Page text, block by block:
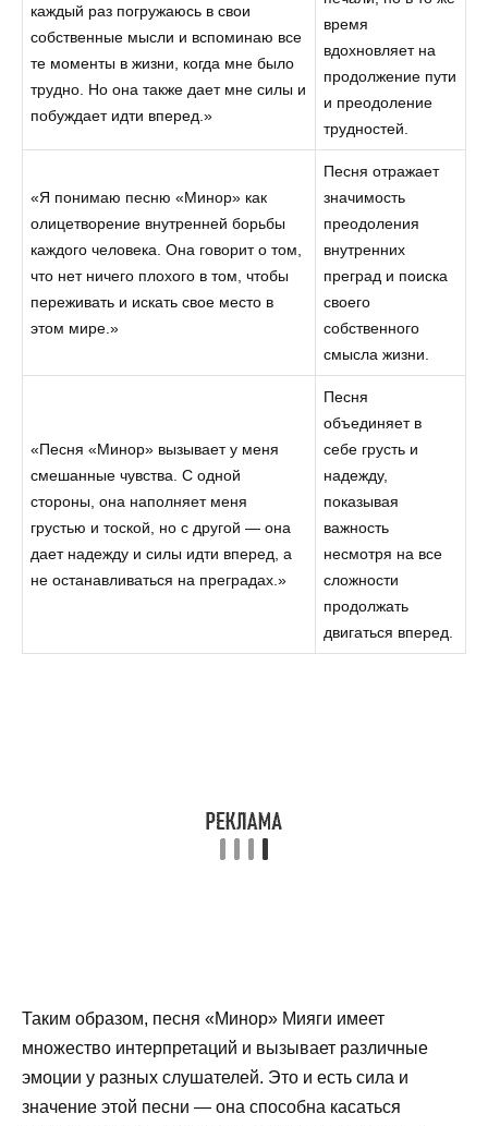
каждый раз погружаюсь в свои
собственные мысли и вспоминаю все
те моменты в жизни, когда мне было
трудно. Но она также дает мне силы и
побуждает идти вперед.»
время
вдохновляет на
продолжение пути
и преодоление
трудностей.
«Я понимаю песню «Минор» как
олицетворение внутренней борьбы
каждого человека. Она говорит о том,
что нет ничего плохого в том, чтобы
переживать и искать свое место в
этом мире.»
Песня отражает
значимость
преодоления
внутренних
преград и поиска
своего
собственного
смысла жизни.
«Песня «Минор» вызывает у меня
смешанные чувства. С одной
стороны, она наполняет меня
грустью и тоской, но с другой — она
дает надежду и силы идти вперед, а
не останавливаться на преградах.»
Песня
объединяет в
себе грусть и
надежду,
показывая
важность
несмотря на все
сложности
продолжать
двигаться вперед.
Таким образом, песня «Минор» Мияги имеет
множество интерпретаций и вызывает различные
эмоции у разных слушателей. Это и есть сила и
значение этой песни — она способна касаться